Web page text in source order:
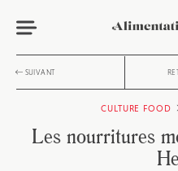
SUIVANT
CULTURE FOOD
Les nourritures